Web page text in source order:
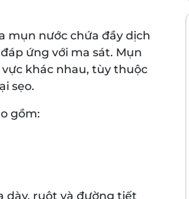
mụn nước chứa đầy dịch
ứng với ma sát. Mụn
khác nhau, tùy thuộc
sẹo.
gồm:
dày, ruột và đường tiết